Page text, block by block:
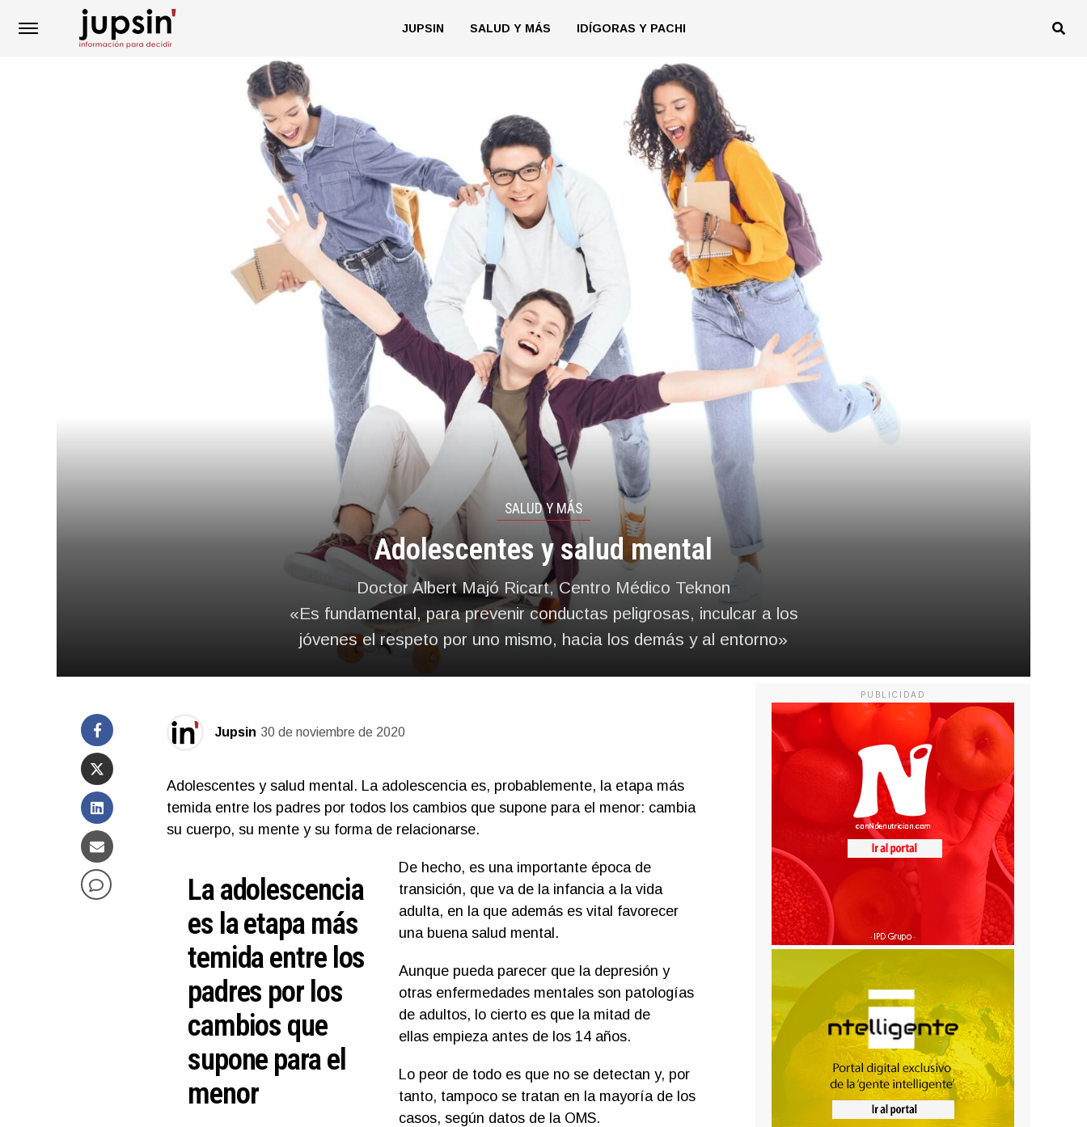
JUPSIN SALUD Y MÁS IDÍGORAS Y PACHI
SALUD Y MÁS
Adolescentes y salud mental
Doctor Albert Majó Ricart, Centro Médico Teknon
«Es fundamental, para prevenir conductas peligrosas, inculcar a los
jóvenes el respeto por uno mismo, hacia los demás y al entorno»
Jupsin 30 de noviembre de 2020
Adolescentes y salud mental. La adolescencia es, probablemente, la etapa más
temida entre los padres por todos los cambios que supone para el menor: cambia
su cuerpo, su mente y su forma de relacionarse.
La adolescencia
es la etapa más
temida entre los
padres por los
cambios que
supone para el
menor
De hecho, es una importante época de
transición, que va de la infancia a la vida
adulta, en la que además es vital favorecer
una buena salud mental.
Aunque pueda parecer que la depresión y
otras enfermedades mentales son patologías
de adultos, lo cierto es que la mitad de
ellas empieza antes de los 14 años.
Lo peor de todo es que no se detectan y, por
tanto, tampoco se tratan en la mayoría de los
casos, según datos de la OMS.
PUBLICIDAD